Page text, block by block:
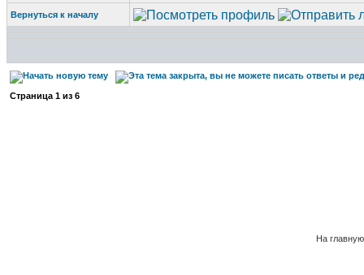
Вернуться к началу
Страница 1 из 6
На главную